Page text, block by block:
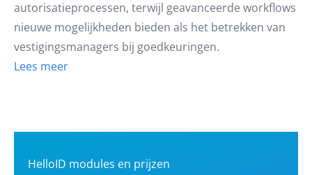
autorisatieprocessen, terwijl geavanceerde workflows
nieuwe mogelijkheden bieden als het betrekken van
vestigingsmanagers bij goedkeuringen.
Lees meer
HelloID modules en prijzen